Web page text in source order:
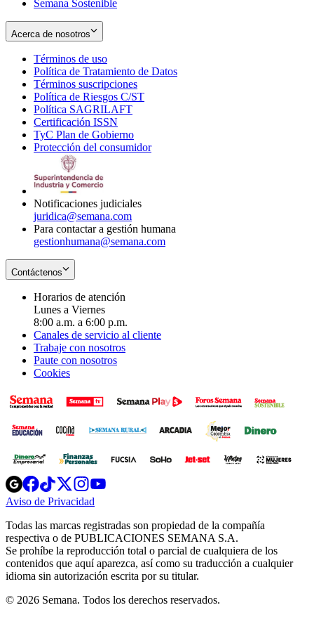
Semana Sostenible
Acerca de nosotros
Términos de uso
in
new
window
Política de Tratamiento de Datos
Términos suscripciones
in
Política de Riesgos C/ST
Política SAGRILAFT
new
window
Certificación ISSN
in
new
TyC Plan de Gobierno
in
Protección del consumidorOpens
Notificaciones judiciales
juridica@semana.com
Para contactar a gestión humana
gestionhumana@semana.com
Contáctenos
Horarios de atención
Lunes a Viernes
8:00 a.m. a 6:00 p.m.
Canales de servicio al cliente
Trabaje con nosotros
Paute con nosotros
Cookies
Opens
in
new
Opens
in
new
Opens
in
new
window
Opens
new
windowwindow
Aviso de Privacidad
new
window
Todas las marcas registradas son propiedad de la compañía
respectiva o de PUBLICACIONES SEMANA S.A.
Se prohíbe la reproducción total o parcial de cualquiera de los
contenidos que aquí aparezca, así como su traducción a cualquier
idioma sin autorización escrita por su titular.
© 2026 Semana. Todos los derechos reservados.